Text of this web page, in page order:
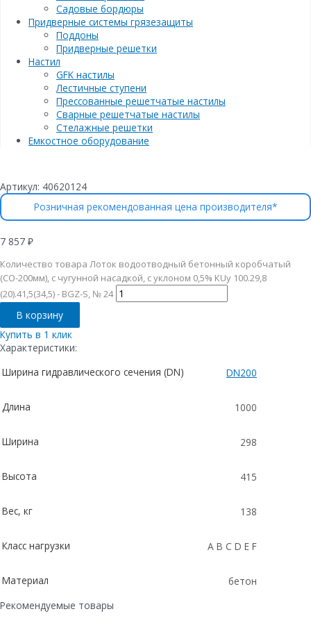
Садовые бордюры
Придверные системы грязезащиты
Поддоны
Придверные решетки
Настил
GFK настилы
Лестичные ступени
Прессованные решетчатые настилы
Сварные решетчатые настилы
Стелажные решетки
Емкостное оборудование
Артикул: 40620124
Розничная рекомендованная цена производителя*
7 857 ₽
Количество товара Лоток водоотводный бетонный коробчатый
(СО-200мм), с чугунной насадкой, с уклоном 0,5% КUу 100.29,8
(20).41,5(34,5) - BGZ-S, № 24
В корзину
Купить в 1 клик
Характеристики:
Ширина гидравлического сечения (DN)
DN200
Длина 1000
Ширина 298
Высота 415
Вес, кг 138
Класс нагрузки A B C D E F
Материал
бетон
Рекомендуемые товары